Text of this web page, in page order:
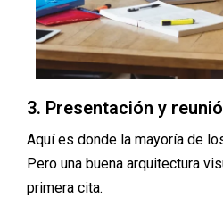
3. Presentación y
Aquí es donde la mayoría de
Pero una buena arquitectura
primera cita.